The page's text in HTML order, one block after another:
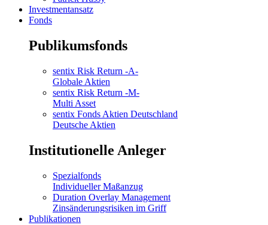
Investmentansatz
Fonds
Publikumsfonds
sentix Risk Return -A-
Globale Aktien
sentix Risk Return -M-
Multi Asset
sentix Fonds Aktien Deutschland
Deutsche Aktien
Institutionelle Anleger
Spezialfonds
Individueller Maßanzug
Duration Overlay Management
Zinsänderungsrisiken im Griff
Publikationen